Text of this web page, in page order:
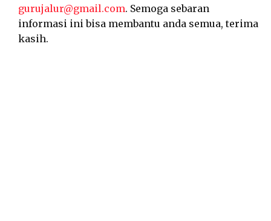
gurujalur@gmail.com. Semoga sebaran
informasi ini bisa membantu anda semua, terima
kasih.